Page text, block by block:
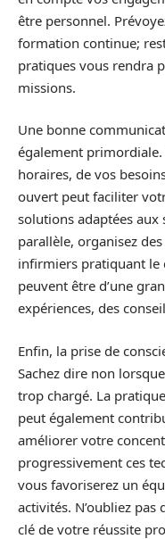
être personnel.
formation continue;
pratiques vous rendra
missions.
Une bonne
également primordiale.
horaires, de vos
ouvert peut faciliter
solutions adaptées aux
parallèle, organisez des
infirmiers pratiquant le
peuvent être d’une
expériences, des
Enfin, la prise de
Sachez dire non
trop chargé. La
peut également
améliorer votre
progressivement ces
vous favoriserez un
activités. N’oubliez
clé de votre réussite